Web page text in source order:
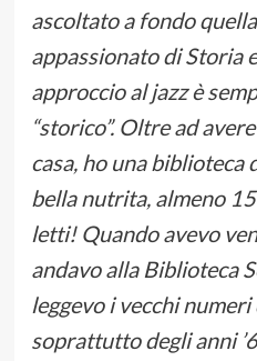
ascoltato a fondo
appassionato di Storia
approccio al jazz è
“storico”. Oltre ad
casa, ho una biblioteca
bella nutrita, almeno
letti! Quando avevo
andavo alla Biblioteca
leggevo i vecchi numeri
soprattutto degli anni